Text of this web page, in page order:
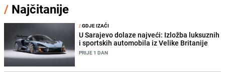
/ Najčitanije
/GDJE IZAĆI
U Sarajevo dolaze najveći: Izložba luksuznih
i sportskih automobila iz Velike Britanije
PRIJE 1 DAN